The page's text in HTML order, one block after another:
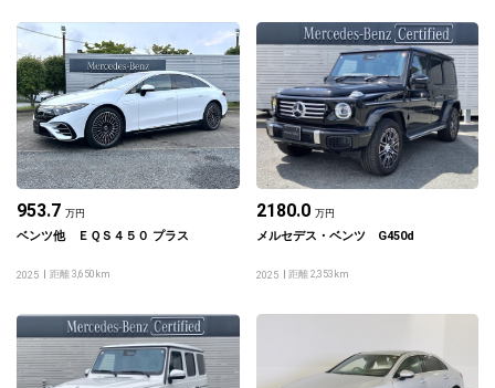
953.7 万円
ベンツ他 ＥＱＳ４５０ プラス
2025 距離 3,650km
2180.0 万円
メルセデス・ベンツ G450d
2025 距離 2,353km